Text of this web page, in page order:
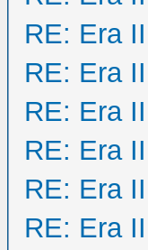
RE: Era
RE: Era
RE: Era
RE: Era
RE: Era
RE: Era